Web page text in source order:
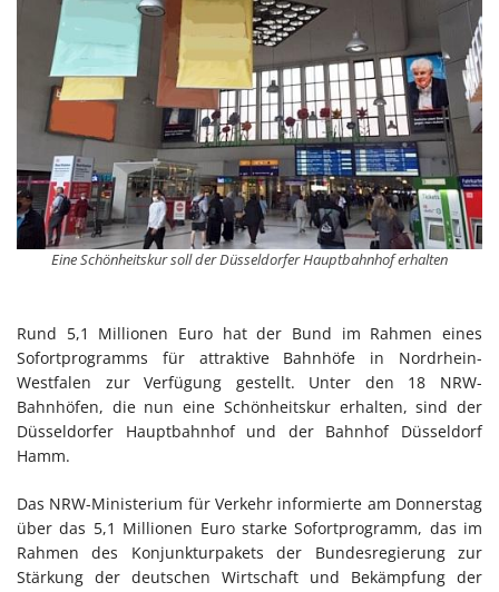
Eine Schönheitskur soll der Düsseldorfer Hauptbahnhof erhalten
Rund 5,1 Millionen Euro hat der Bund im Rahmen eines
Sofortprogramms für attraktive Bahnhöfe in Nordrhein-
Westfalen zur Verfügung gestellt. Unter den 18 NRW-
Bahnhöfen, die nun eine Schönheitskur erhalten, sind der
Düsseldorfer Hauptbahnhof und der Bahnhof Düsseldorf
Hamm.
Das NRW-Ministerium für Verkehr informierte am Donnerstag
über das 5,1 Millionen Euro starke Sofortprogramm, das im
Rahmen des Konjunkturpakets der Bundesregierung zur
Stärkung der deutschen Wirtschaft und Bekämpfung der